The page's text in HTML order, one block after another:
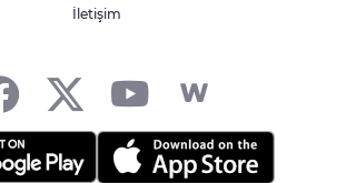
CHP'de kongre hazırlıkları hızlandı... 8 ile
İletişim